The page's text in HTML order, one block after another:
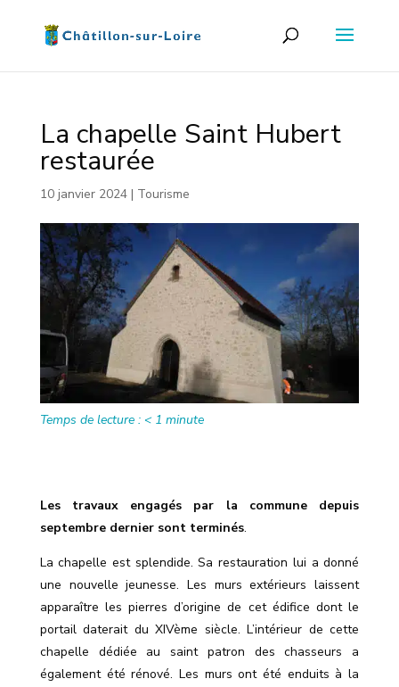
La chapelle Saint Hubert
restaurée
10 janvier 2024| Tourisme
Temps de lecture : < 1 minute
Les travaux engagés par la commune depuis
septembre dernier sont terminés.
La chapelle est splendide. Sa restauration lui a donné
une nouvelle jeunesse. Les murs extérieurs laissent
apparaître les pierres d’origine de cet édifice dont le
portail daterait du XIVème siècle. L’intérieur de cette
chapelle dédiée au saint patron des chasseurs a
également été rénové. Les murs ont été enduits à la